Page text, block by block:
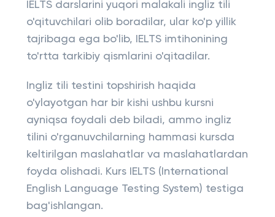
IELTS darslarini yuqori malakali ingliz tili
o'qituvchilari olib boradilar, ular ko'p yillik
tajribaga ega bo'lib, IELTS imtihonining
to'rtta tarkibiy qismlarini o'qitadilar.
Ingliz tili testini topshirish haqida
o'ylayotgan har bir kishi ushbu kursni
ayniqsa foydali deb biladi, ammo ingliz
tilini o'rganuvchilarning hammasi kursda
keltirilgan maslahatlar va maslahatlardan
foyda olishadi. Kurs IELTS (International
English Language Testing System) testiga
bag'ishlangan.